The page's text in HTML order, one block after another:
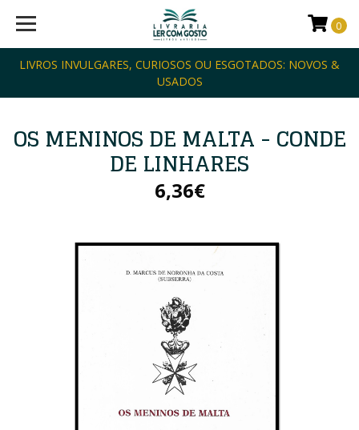
LIVROS INVULGARES, CURIOSOS OU ESGOTADOS: NOVOS &
USADOS
0
OS MENINOS DE MALTA - CONDE
DE LINHARES
6,36€